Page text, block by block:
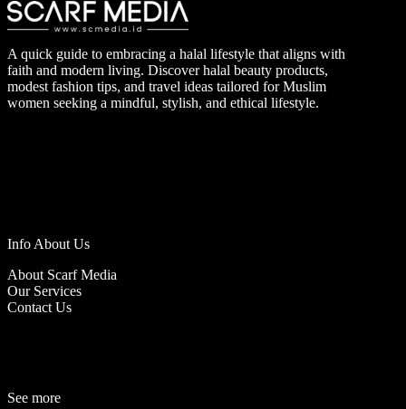
A quick guide to embracing a halal lifestyle that aligns with
faith and modern living. Discover halal beauty products,
modest fashion tips, and travel ideas tailored for Muslim
women seeking a mindful, stylish, and ethical lifestyle.
Info About Us
About Scarf Media
Our Services
Contact Us
See more